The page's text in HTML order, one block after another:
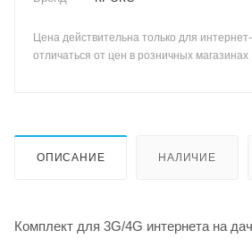
Цена действительна только для
отличаться от цен в розничных магазинах
ОПИСАНИЕ НАЛИЧИЕ
Комплект для 3G/4G интернета на